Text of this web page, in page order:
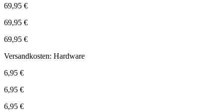
69,95 €
69,95 €
69,95 €
Versandkosten: Hardware
6,95 €
6,95 €
6,95 €